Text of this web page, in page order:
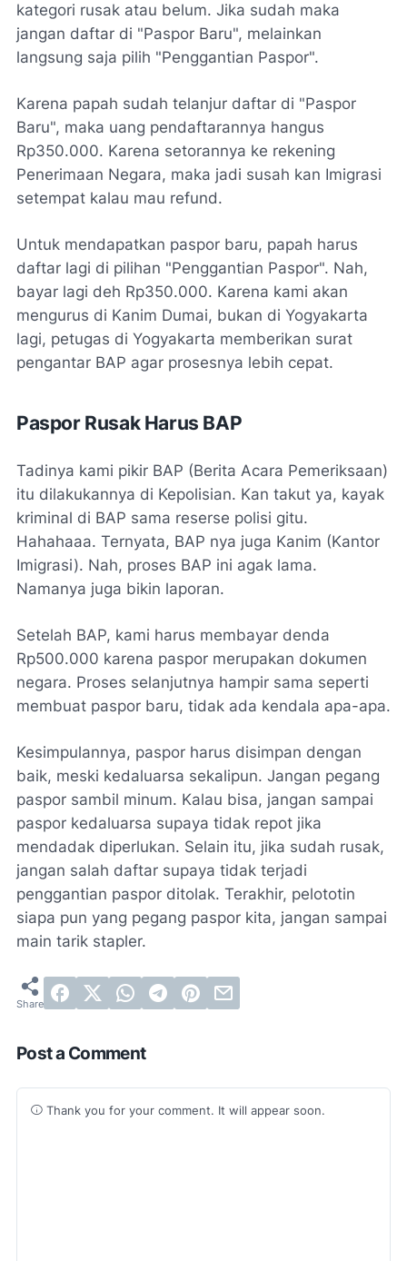
kategori rusak atau belum. Jika sudah maka
jangan daftar di "Paspor Baru", melainkan
langsung saja pilih "Penggantian Paspor".
Karena papah sudah telanjur daftar di "Paspor
Baru", maka uang pendaftarannya hangus
Rp350.000. Karena setorannya ke rekening
Penerimaan Negara, maka jadi susah kan Imigrasi
setempat kalau mau refund.
Untuk mendapatkan paspor baru, papah harus
daftar lagi di pilihan "Penggantian Paspor". Nah,
bayar lagi deh Rp350.000. Karena kami akan
mengurus di Kanim Dumai, bukan di Yogyakarta
lagi, petugas di Yogyakarta memberikan surat
pengantar BAP agar prosesnya lebih cepat.
Paspor Rusak Harus BAP
Tadinya kami pikir BAP (Berita Acara Pemeriksaan)
itu dilakukannya di Kepolisian. Kan takut ya, kayak
kriminal di BAP sama reserse polisi gitu.
Hahahaaa. Ternyata, BAP nya juga Kanim (Kantor
Imigrasi). Nah, proses BAP ini agak lama.
Namanya juga bikin laporan.
Setelah BAP, kami harus membayar denda
Rp500.000 karena paspor merupakan dokumen
negara. Proses selanjutnya hampir sama seperti
membuat paspor baru, tidak ada kendala apa-apa.
Kesimpulannya, paspor harus disimpan dengan
baik, meski kedaluarsa sekalipun. Jangan pegang
paspor sambil minum. Kalau bisa, jangan sampai
paspor kedaluarsa supaya tidak repot jika
mendadak diperlukan. Selain itu, jika sudah rusak,
jangan salah daftar supaya tidak terjadi
penggantian paspor ditolak. Terakhir, pelototin
siapa pun yang pegang paspor kita, jangan sampai
main tarik stapler.
Post a Comment
Thank you for your comment. It will appear soon.